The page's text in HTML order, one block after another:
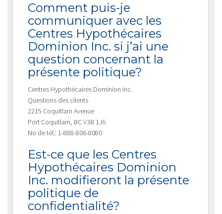
Comment puis-je
communiquer avec les
Centres Hypothécaires
Dominion Inc. si j’ai une
question concernant la
présente politique?
Centres Hypothécaires Dominion Inc.
Questions des clients
2215 Coquitlam Avenue
Port Coquitlam, BC V3B 1J6
No de tél.: 1-888-806-8080
Est-ce que les Centres
Hypothécaires Dominion
Inc. modifieront la présente
politique de
confidentialité?